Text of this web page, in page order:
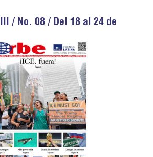
/ No. 08 / Del 18 al 24 de